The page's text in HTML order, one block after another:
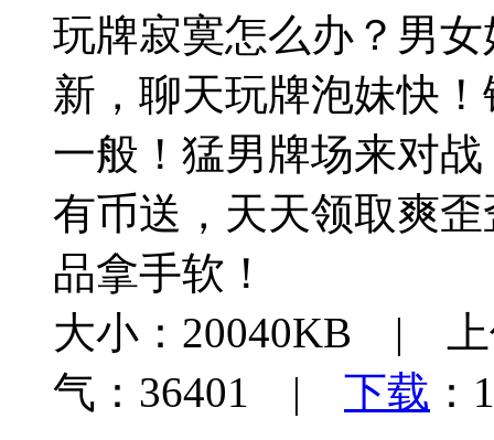
玩牌寂寞怎么办？男
新，聊天玩牌泡妹快
一般！猛男牌场来对
有币送，天天领取爽
品拿手软！
大小：20040KB |
气：36401 | 下载 ：